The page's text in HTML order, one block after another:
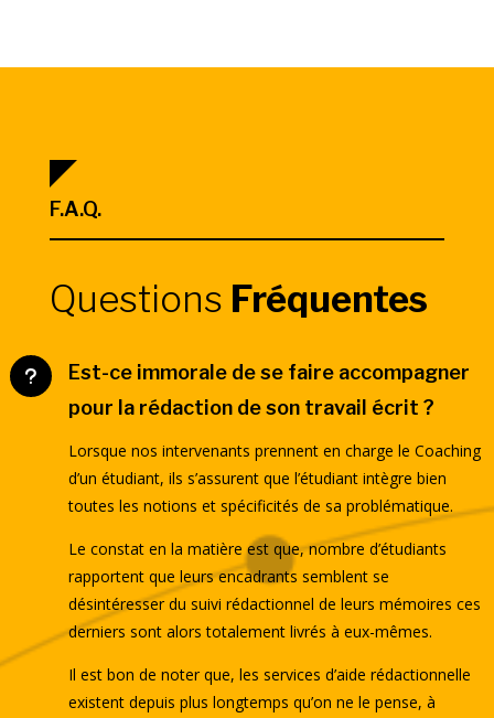
F.A.Q.
Questions Fréquentes
u
Est-ce immorale de se faire accompagner
pour la rédaction de son travail écrit ?
Lorsque nos intervenants prennent en charge le Coaching
d’un étudiant, ils s’assurent que l’étudiant intègre bien
toutes les notions et spécificités de sa problématique.
Le constat en la matière est que, nombre d’étudiants
rapportent que leurs encadrants semblent se
désintéresser du suivi rédactionnel de leurs mémoires ces
derniers sont alors totalement livrés à eux-mêmes.
Il est bon de noter que, les services d’aide rédactionnelle
existent depuis plus longtemps qu’on ne le pense, à